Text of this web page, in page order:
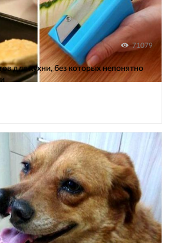
71079
для кухни, без которых непонятно